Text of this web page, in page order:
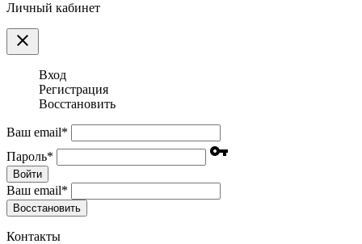
Личный кабинет
clear
Вход
Регистрация
Восстановить
Ваш email*
Пароль* vpn_key
Войти
Ваш email*
Воcстановить
Контакты